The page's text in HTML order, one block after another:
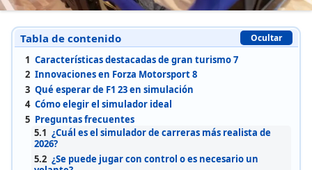
Tabla de contenido Ocultar
1 Características destacadas de gran turismo 7
2 Innovaciones en Forza Motorsport 8
3 Qué esperar de F1 23 en simulación
4 Cómo elegir el simulador ideal
5 Preguntas frecuentes
5.1 ¿Cuál es el simulador de carreras más realista de
2026?
5.2 ¿Se puede jugar con control o es necesario un